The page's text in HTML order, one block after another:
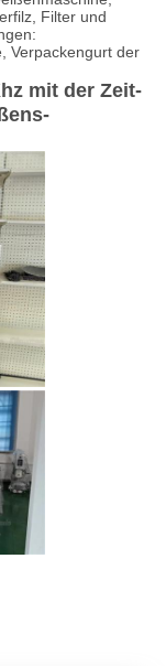
Filter und
Verpackengurt der
mit der Zeit-